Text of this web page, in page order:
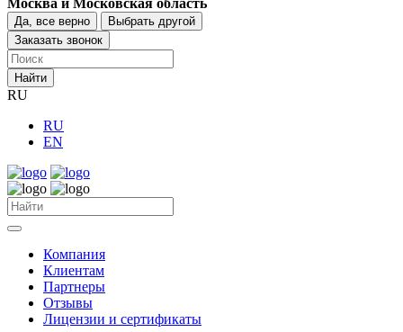
Москва и Московская область
Да, все верно
Выбрать другой
Заказать звонок
Найти
RU
RU
EN
Компания
Клиентам
Партнеры
Отзывы
Лицензии и сертификаты